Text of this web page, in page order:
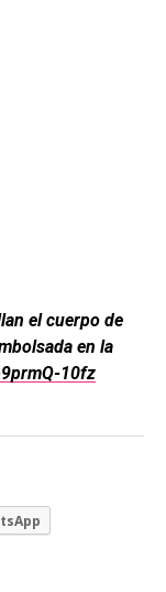
el cuerpo de
en la
10fz